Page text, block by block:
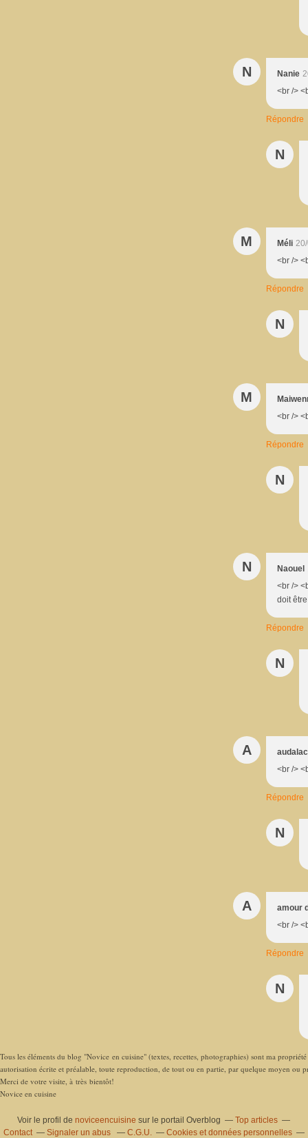
N Nanie
<br />
Répondre
N
M Méli
<br />
Répondre
N
M
<br />
Répondre
N
N Naouel
<br />
doit
Répondre
N
A
<br />
Répondre
N
A
amour
<br />
Répondre
N
Tous les éléments du blog "Novice en cuisine" (textes, recettes, photographies) sont ma
autorisation écrite et préalable, toute reproduction, de tout ou en partie, par quelque moyen ou
Merci de votre visite, à très bientôt!
Novice en cuisine
Voir le profil denoviceencuisine sur le portail Overblog
Top articles
Contact
Signaler un abus C.G.U.
Cookies et données personnelles